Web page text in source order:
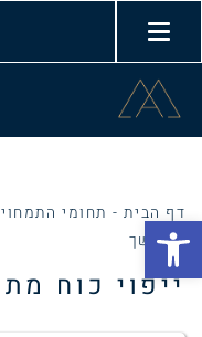
toolbar
דף הבית - תחומי
מתמשך
ייפוי כוח